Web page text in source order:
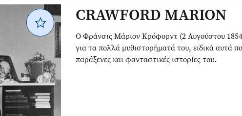
CRAWFORD MARION
Ο Φράνσις Μάριον Κρόφορντ (2 Αυγούστου
για τα πολλά μυθιστορήματά του, ειδικά αυτά
παράξενες και φανταστικές ιστορίες του.